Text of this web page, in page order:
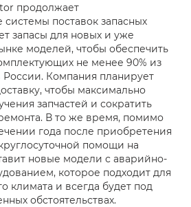
продолжает
поставок запасных
запасы для новых и уже
моделей, чтобы обеспечить
не менее 90% из
России. Компания планирует
чтобы максимально
запчастей и сократить
В то же время, помимо
года после приобретения
помощи на
новые модели с аварийно-
которое подходит для
климата и всегда будет под
обстоятельствах.